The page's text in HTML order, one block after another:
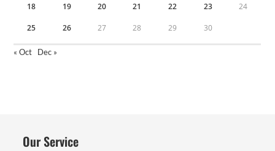
18 19 20 21 22 23 24
25 26 27 28 29 30
« Oct Dec »
Our Service